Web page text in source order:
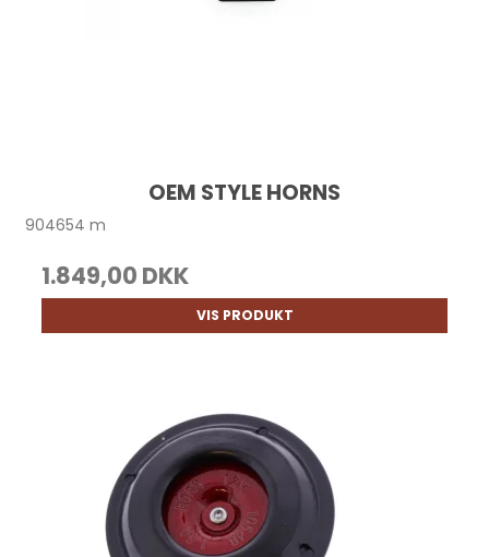
OEM STYLE HORNS
904654 m
1.849,00 DKK
VIS PRODUKT